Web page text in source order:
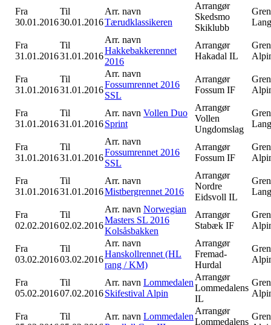
Fra
30.01.2016
Til
30.01.2016
Arr. navn
Tærudklassikeren
Arrangør
Skedsmo
Skiklubb
Gren
Fra
31.01.2016
Til
31.01.2016
Arr. navn
Hakkebakkerennet
2016
Arrangør
Hakadal IL
Gren
Fra
31.01.2016
Til
31.01.2016
Arr. navn
Fossumrennet 2016
SSL
Arrangør
Fossum IF
Gren
Fra
31.01.2016
Til
31.01.2016
Arr. navn Vollen Duo
Sprint
Arrangør
Vollen
Ungdomslag
Gren
Fra
31.01.2016
Til
31.01.2016
Arr. navn
Fossumrennet 2016
SSL
Arrangør
Fossum IF
Gren
Fra
31.01.2016
Til
31.01.2016
Arr. navn
Mistbergrennet 2016
Arrangør
Nordre
Eidsvoll IL
Gren
Fra
02.02.2016
Til
02.02.2016
Arr. navn Norwegian
Masters SL 2016
Kolsåsbakken
Arrangør
Stabæk IF
Gren
Fra
03.02.2016
Til
03.02.2016
Arr. navn
Hanskollrennet (HL
rang / KM)
Arrangør
Fremad-
Hurdal
Gren
Fra
05.02.2016
Til
07.02.2016
Arr. navn Lommedalen
Skifestival Alpin
Arrangør
Lommedalens
IL
Gren
Fra
Til
Arr. navn Lommedalen
Arrangør
Lommedalens
Gren